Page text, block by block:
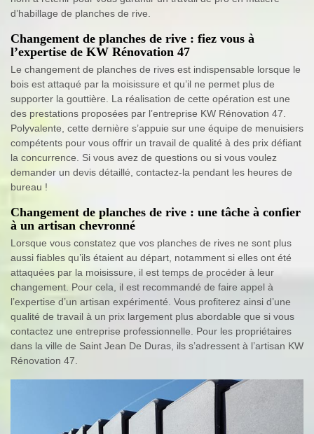
d’habillage de planches de rive.
Changement de planches de rive : fiez vous à
l’expertise de KW Rénovation 47
Le changement de planches de rives est indispensable lorsque le
bois est attaqué par la moisissure et qu’il ne permet plus de
supporter la gouttière. La réalisation de cette opération est une
des prestations proposées par l’entreprise KW Rénovation 47.
Polyvalente, cette dernière s’appuie sur une équipe de menuisiers
compétents pour vous offrir un travail de qualité à des prix défiant
la concurrence. Si vous avez de questions ou si vous voulez
demander un devis détaillé, contactez-la pendant les heures de
bureau !
Changement de planches de rive : une tâche à confier
à un artisan chevronné
Lorsque vous constatez que vos planches de rives ne sont plus
aussi fiables qu’ils étaient au départ, notamment si elles ont été
attaquées par la moisissure, il est temps de procéder à leur
changement. Pour cela, il est recommandé de faire appel à
l’expertise d’un artisan expérimenté. Vous profiterez ainsi d’une
qualité de travail à un prix largement plus abordable que si vous
contactez une entreprise professionnelle. Pour les propriétaires
dans la ville de Saint Jean De Duras, ils s’adressent à l’artisan KW
Rénovation 47.